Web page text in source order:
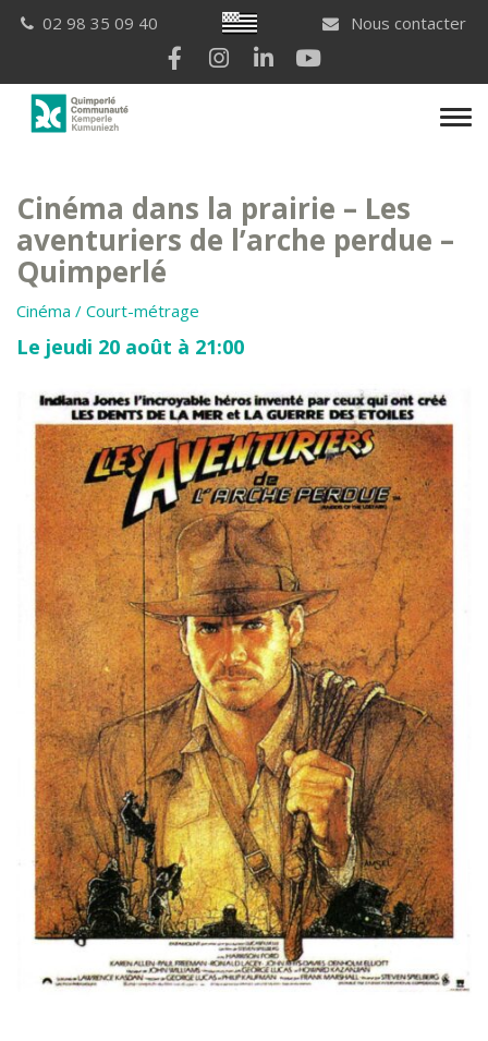
Breton
02 98 35 09 40
Nous contacter
Lien vers le compte Facebook
Lien vers le compte Instagram
Lien vers le compte
Cinéma dans la prairie – Les
aventuriers de l’arche perdue –
Quimperlé
Cinéma / Court-métrage
Le jeudi 20 août à 21:00